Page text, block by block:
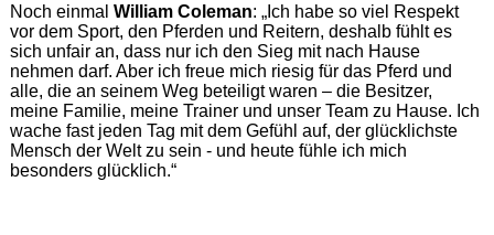
Noch einmal William Coleman: „Ich habe so viel Respekt
vor dem Sport, den Pferden und Reitern, deshalb fühlt es
sich unfair an, dass nur ich den Sieg mit nach Hause
nehmen darf. Aber ich freue mich riesig für das Pferd und
alle, die an seinem Weg beteiligt waren – die Besitzer,
meine Familie, meine Trainer und unser Team zu Hause. Ich
wache fast jeden Tag mit dem Gefühl auf, der glücklichste
Mensch der Welt zu sein - und heute fühle ich mich
besonders glücklich.“